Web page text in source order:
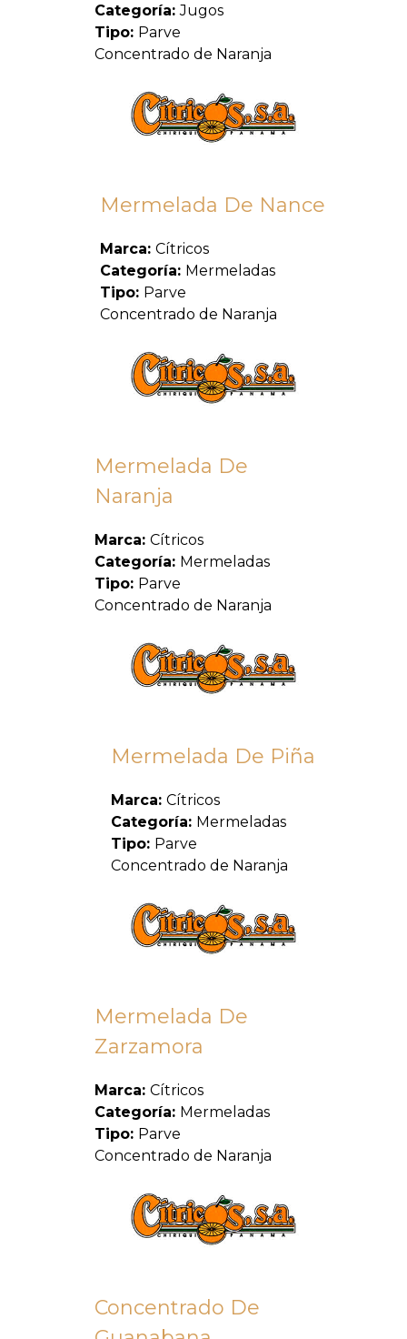
Categoría:Jugos
Tipo: Parve
Concentrado de Naranja
Mermelada De Nance
Marca: Cítricos
Categoría: Mermeladas
Tipo: Parve
Concentrado de Naranja
Mermelada De
Naranja
Marca: Cítricos
Categoría: Mermeladas
Tipo: Parve
Concentrado de Naranja
Mermelada De Piña
Marca: Cítricos
Categoría: Mermeladas
Tipo: Parve
Concentrado de Naranja
Mermelada De
Zarzamora
Marca: Cítricos
Categoría: Mermeladas
Tipo: Parve
Concentrado de Naranja
Concentrado De